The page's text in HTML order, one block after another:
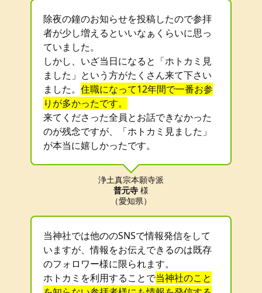
除夜の鐘のお知らせを投稿したので参拝
者が少し増えるといいなぁくらいに思っ
ていました。
しかし、いざ当日になると「ホトカミ見
ました」という方がたくさん来て下さい
ました。 住職になって12年間で一番お参
りが多かったです。
来てくださった全員とお話できなかった
のが残念ですが、「ホトカミ見ました」
が本当に嬉しかったです。
浄土真宗本願寺派
普元寺 様
（愛知県）
当神社では他ののSNSで情報発信をして
いますが、情報をお伝えできるのは既存
のフォロワー様に限られます。
ホトカミを利用することで当神社のこと